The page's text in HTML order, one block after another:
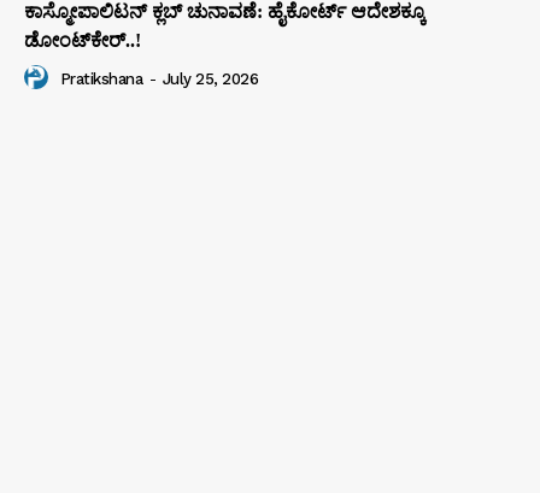
ಕಾಸ್ಮೋಪಾಲಿಟನ್‌ ಕ್ಲಬ್‌ ಚುನಾವಣೆ: ಹೈಕೋರ್ಟ್‌ ಆದೇಶಕ್ಕೂ
ಡೋಂಟ್‌ಕೇರ್‌..!
Pratikshana - July 25, 2026